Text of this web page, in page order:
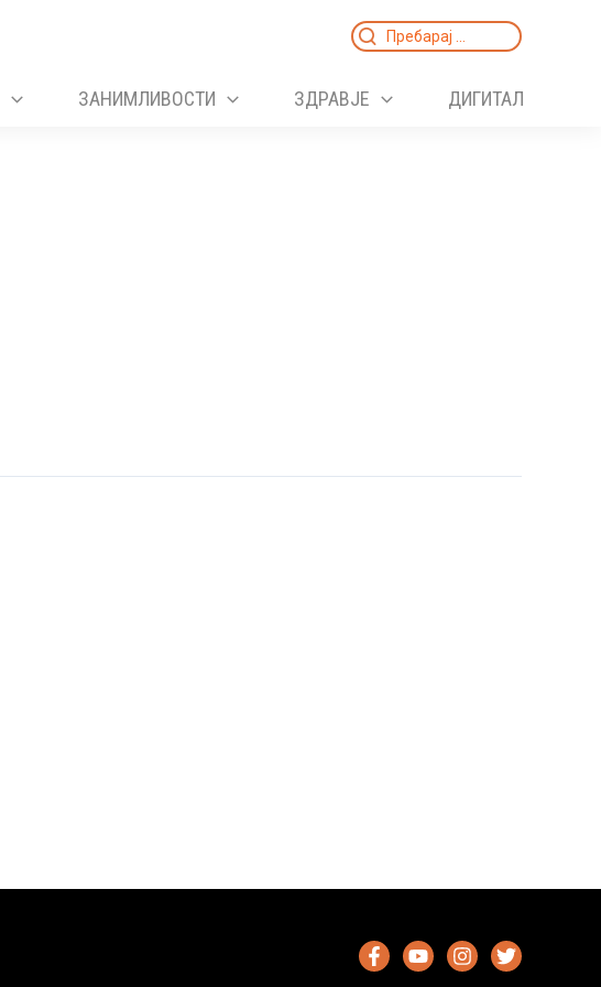
Search
ЗАНИМЛИВОСТИ ЗДРАВЈЕ ДИГИТАЛ